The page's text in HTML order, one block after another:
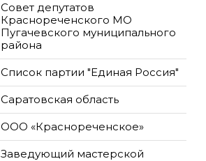
Совет депутатов
Краснореченского МО
Пугачевского муниципального
района
Список партии "Единая Россия"
Саратовская область
ООО «Краснореченское»
Заведующий мастерской